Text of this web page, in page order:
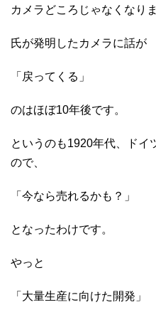
カメラどころじゃなくなりま
氏が発明したカメラに話が
「戻ってくる」
のはほぼ10年後です。
というのも1920年代、ドイ
ので、
「今なら売れるかも？」
となったわけです。
やっと
「大量生産に向けた開発」